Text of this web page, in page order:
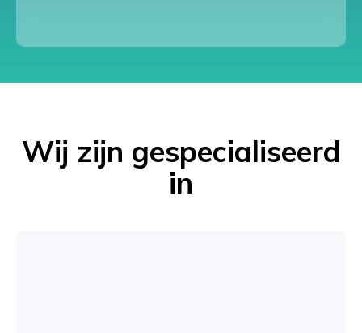
Wij zijn gespecialiseerd
in